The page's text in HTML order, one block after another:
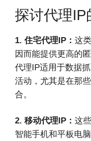
探讨代理IP
1. 住宅代理IP： 这
因而能提供更高的
代理IP适用于数据
活动，尤其是在那
合。
2. 移动代理IP： 这
智能手机和平板电